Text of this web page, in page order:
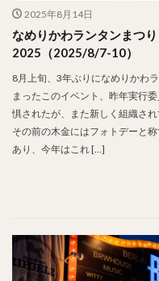
2025年8月14日
なめりかわランタンまつ
2025（2025/8/7-10）
8月上旬、3年ぶりになめりかわ
まったこのイベント、昨年実行
惧されたが、また新しく組織さ
その前の木金にはフォトデーと
あり、今年はこれ […]